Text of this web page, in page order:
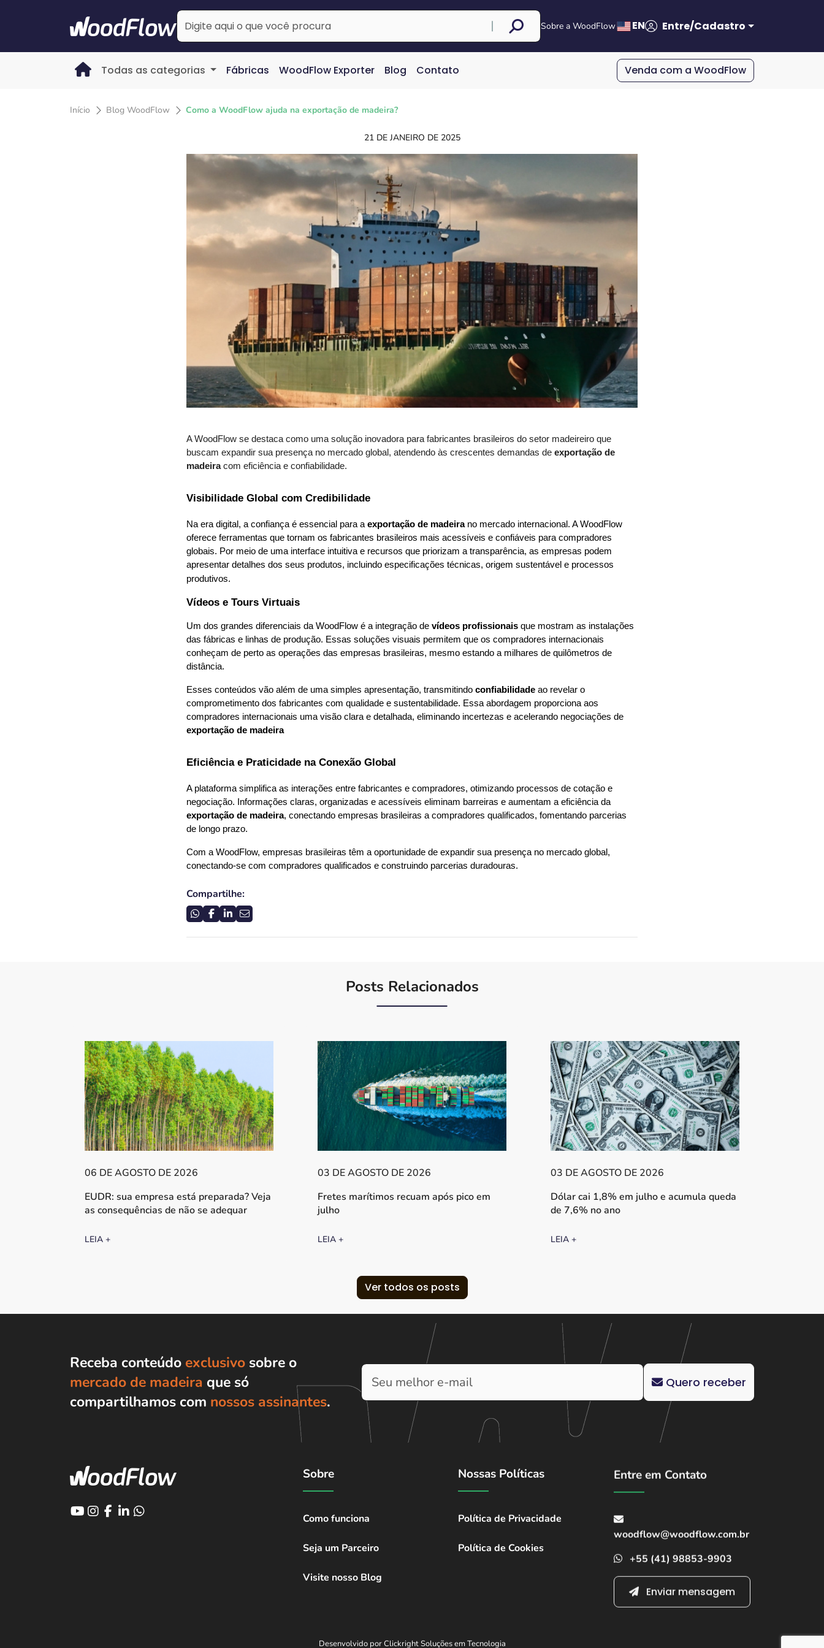
Sobre a WoodFlow EN Entre/Cadastro
Todas as categorias Fábricas WoodFlow Exporter Blog Contato Venda com a WoodFlow
Início Blog WoodFlow Como a WoodFlow ajuda na exportação de madeira?
21 DE JANEIRO DE 2025
A WoodFlow se destaca como uma solução inovadora para fabricantes brasileiros do setor madeireiro que
buscam expandir sua presença no mercado global, atendendo às crescentes demandas de exportação de
madeiracom eficiência e confiabilidade.
Visibilidade Global com Credibilidade
Na era digital, a confiança é essencial para a exportação de madeira no mercado internacional. A WoodFlow
oferece ferramentas que tornam os fabricantes brasileiros mais acessíveis e confiáveis para compradores
globais. Por meio de uma interface intuitiva e recursos que priorizam a transparência, as empresas podem
apresentar detalhes dos seus produtos, incluindo especificações técnicas, origem sustentável e processos
produtivos.
Vídeos e Tours Virtuais
Um dos grandes diferenciais da WoodFlow é a integração de vídeos profissionais que mostram as instalações
das fábricas e linhas de produção. Essas soluções visuais permitem que os compradores internacionais
conheçam de perto as operações das empresas brasileiras, mesmo estando a milhares de quilômetros de
distância.
Esses conteúdos vão além de uma simples apresentação, transmitindo confiabilidade ao revelar o
comprometimento dos fabricantes com qualidade e sustentabilidade. Essa abordagem proporciona aos
exportação de madeira
Eficiência e Praticidade na Conexão Global
A plataforma simplifica as interações entre fabricantes e compradores, otimizando processos de cotação e
exportação de madeira, conectando empresas brasileiras a compradores qualificados, fomentando parcerias
de longo prazo.
Com a WoodFlow, empresas brasileiras têm a oportunidade de expandir sua presença no mercado global,
conectando-se com compradores qualificados e construindo parcerias duradouras.
Compartilhe:
Posts Relacionados
06 DE AGOSTO DE 2026
EUDR: sua empresa está preparada? Veja
as consequências de não se adequar
LEIA +
03 DE AGOSTO DE 2026
Fretes marítimos recuam após pico em
julho
LEIA +
03 DE AGOSTO DE 2026
Dólar cai 1,8% em julho e acumula queda
de 7,6% no ano
LEIA +
Ver todos os posts
Receba conteúdo exclusivo sobre o
mercado de madeira que só
compartilhamos com nossos assinantes.
Quero receber
Sobre
Como funciona
Seja um Parceiro
Visite nosso Blog
Nossas Políticas
Política de Privacidade
Política de Cookies
Entre em Contato
woodflow@woodflow.com.br
+55 (41) 98853-9903
Enviar mensagem
Desenvolvido por Clickright Soluções em Tecnologia